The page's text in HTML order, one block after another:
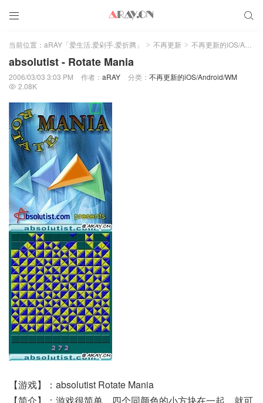
 
当前位置： aRAY「爱生活.爱剁手.爱折腾」 > 不再更新 > 不再更新的iOS/Android/WM
absolutist - Rotate Mania
2006/03/03 3:03 PM 作者： aRAY 分类： 不再更新的iOS/Android/WM
 2.08K
【游戏】：absolutist Rotate Mania
【简介】：游戏很简单，四个同颜色的小方块在一起，就可